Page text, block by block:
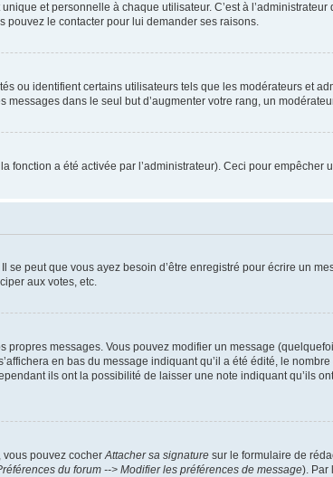
et personnelle à chaque utilisateur. C’est à
pouvez le contacter pour lui demander ses raisons.
ou identifient certains utilisateurs tels que les modérateurs et
dans le seul but d’augmenter votre rang, un
a été activée par l’administrateur). Ceci pour
peut que vous ayez besoin d’être enregistré pour écrire un
aux votes, etc.
messages. Vous pouvez modifier un message
en bas du message indiquant qu’il a été édité, le
ils ont la possibilité de laisser une note indiquant qu’ils
vous pouvez cocherAttacher sa signature sur le formulaire de
du forum --> Modifier les préférences de message). Par